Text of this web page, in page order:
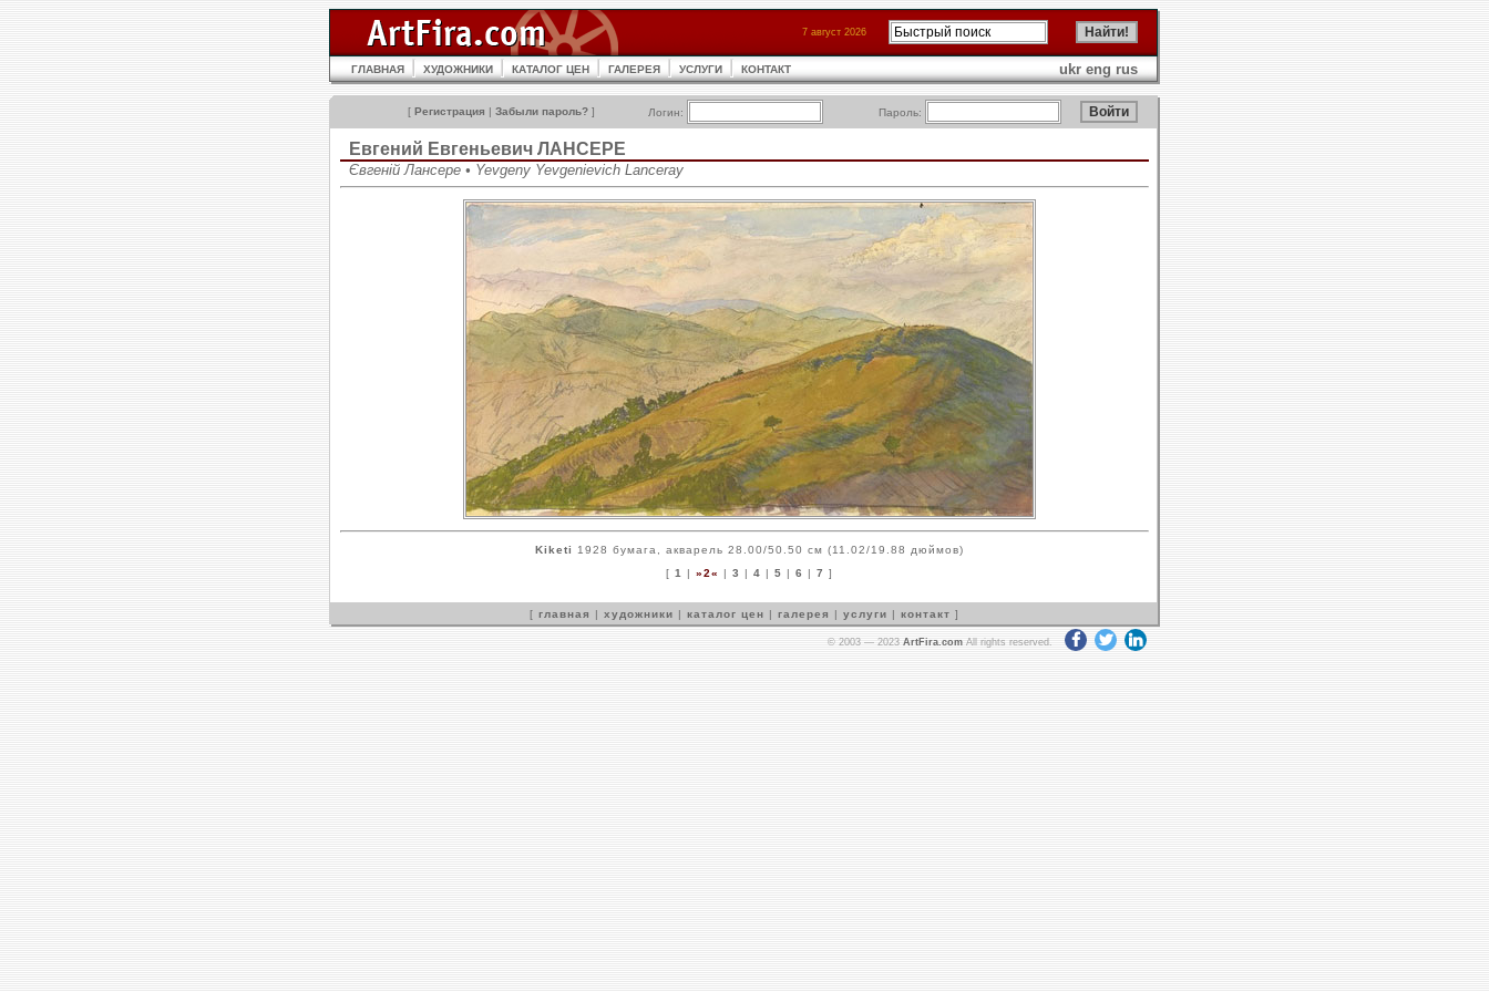
7 август 2026
ГЛАВНАЯ ХУДОЖНИКИ КАТАЛОГ ЦЕН ГАЛЕРЕЯ УСЛУГИ КОНТАКТ ukr eng rus
[ Регистрация | Забыли пароль? ] Логин: Пароль:
Евгений Евгеньевич ЛАНСЕРЕ
Євгеній Лансере • Yevgeny Yevgenievich Lanceray
Kiketi
1928 бумага, акварель 28.00/50.50 см (11.02/19.88 дюймов)
[ 1 | »2« | 3 | 4 | 5 | 6 | 7 ]
[ главная | художники | каталог цен | галерея | услуги | контакт ]
© 2003 — 2023 ArtFira.com All rights reserved.